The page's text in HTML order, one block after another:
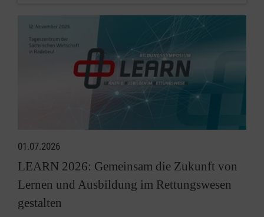
01.07.2026
LEARN 2026: Gemeinsam die Zukunft von
Lernen und Ausbildung im Rettungswesen
gestalten